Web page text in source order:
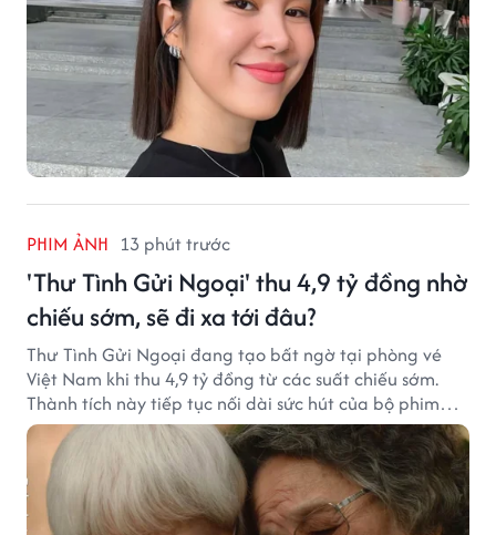
PHIM ẢNH 13 phút trước
'Thư Tình Gửi Ngoại' thu 4,9 tỷ đồng nhờ
chiếu sớm, sẽ đi xa tới đâu?
Thư Tình Gửi Ngoại đang tạo bất ngờ tại phòng vé
Việt Nam khi thu 4,9 tỷ đồng từ các suất chiếu sớm.
Thành tích này tiếp tục nối dài sức hút của bộ phim
từng gây sốt với doanh thu hơn 7.300 tỷ đồng ở nước
ngoài.